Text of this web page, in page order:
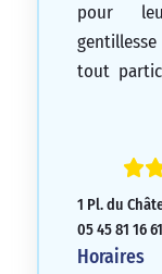
pour
tout
1 Pl. du
05 45 81 16 61
Horaires